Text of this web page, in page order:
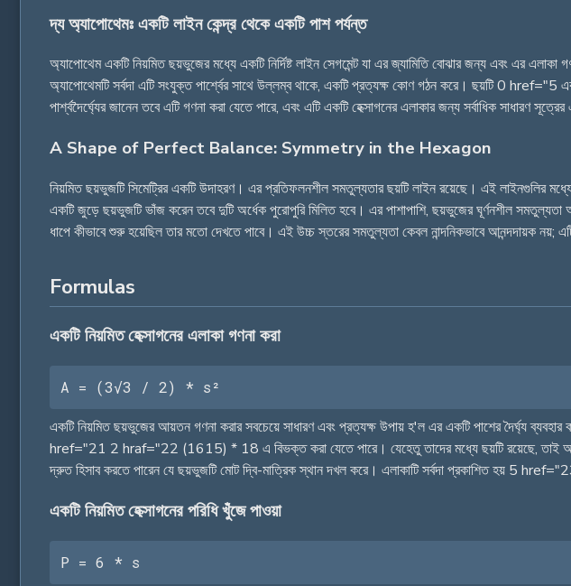
দ্য অ্যাপোথেমঃ একটি লাইন কেন্দ্র থেকে একটি পাশ পর্যন্ত
অ্যাপোথেম একটি নিয়মিত ছয়ভুজের মধ্যে একটি নির্দিষ্ট লাইন সেগমেন্ট যা এর জ্যামিতি বোঝার জন্য এবং এর
অ্যাপোথেমটি সর্বদা এটি সংযুক্ত পার্শ্বের সাথে উল্লম্ব থাকে, একটি প্রত্যক্ষ কোণ গঠন করে। ছয়টি 0
পার্শ্বদৈর্ঘ্যের জানেন তবে এটি গণনা করা যেতে পারে, এবং এটি একটি হেক্সাগনের এলাকার জন্য সর্বাধিক সাধারণ
A Shape of Perfect Balance: Symmetry in the Hexagon
নিয়মিত ছয়ভুজটি সিমেট্রির একটি উদাহরণ। এর প্রতিফলনশীল সমতুল্যতার ছয়টি লাইন রয়েছে। এই লাইনগুলির মধ্যে
একটি জুড়ে ছয়ভুজটি ভাঁজ করেন তবে দুটি অর্ধেক পুরোপুরি মিলিত হবে। এর পাশাপাশি, ছয়ভুজের ঘূর্ণনশীল সমতুল্যতা
ধাপে কীভাবে শুরু হয়েছিল তার মতো দেখতে পাবে। এই উচ্চ স্তরের সমতুল্যতা কেবল নান্দনিকভাবে আনন্দদায়ক নয়;
Formulas
একটি নিয়মিত হেক্সাগনের এলাকা গণনা করা
A = (3√3 / 2) * s²
একটি নিয়মিত ছয়ভুজের আয়তন গণনা করার সবচেয়ে সাধারণ এবং প্রত্যক্ষ উপায় হ'ল এর একটি পাশের দৈর্ঘ্য
href="21 2 hraf="22 (1615) * 18 এ বিভক্ত করা যেতে পারে। যেহেতু তাদের মধ্যে ছয়টি রয়েছে, তাই
দ্রুত হিসাব করতে পারেন যে ছয়ভুজটি মোট দ্বি-মাত্রিক স্থান দখল করে। এলাকাটি সর্বদা প্রকাশিত
একটি নিয়মিত হেক্সাগনের পরিধি খুঁজে পাওয়া
P = 6 * s